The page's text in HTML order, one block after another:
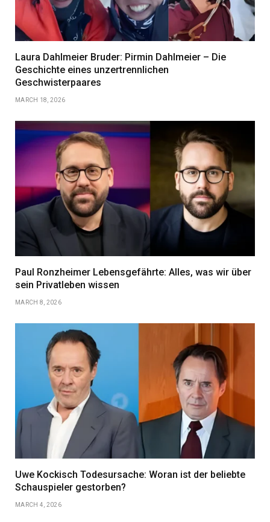
Laura Dahlmeier Bruder: Pirmin Dahlmeier – Die
Geschichte eines unzertrennlichen
Geschwisterpaares
MARCH 18, 2026
Paul Ronzheimer Lebensgefährte: Alles, was wir über
sein Privatleben wissen
MARCH 8, 2026
Uwe Kockisch Todesursache: Woran ist der beliebte
Schauspieler gestorben?
MARCH 4, 2026